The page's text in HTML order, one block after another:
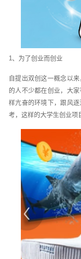
1、为了创业而创业
自提出双创这一概念以
的人不少都在创业，大
样亢奋的环境下，跟风
考，这样的大学生创业项